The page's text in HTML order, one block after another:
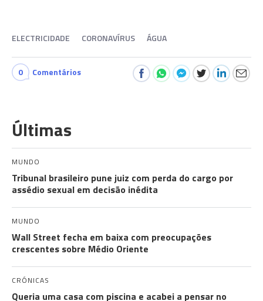
ELECTRICIDADE CORONAVÍRUS ÁGUA
0 Comentários
Últimas
MUNDO
Tribunal brasileiro pune juiz com perda do cargo por
assédio sexual em decisão inédita
MUNDO
Wall Street fecha em baixa com preocupações
crescentes sobre Médio Oriente
CRÓNICAS
Queria uma casa com piscina e acabei a pensar no